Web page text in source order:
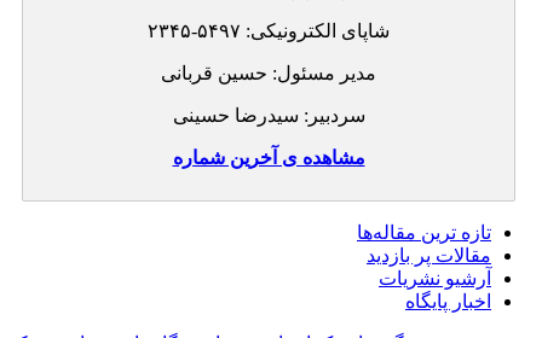
شاپای الکترونیکی: ۲۳۴۵-۵۴۹۷
مدیر مسئول: حسین قربانی
سردبیر: سیدرضا حسینی
مشاهده ی آخرین شماره
تازه ‌ترین مقاله‌ها
مقالات پر بازدید
آرشیو نشریات
اخبار پایگاه